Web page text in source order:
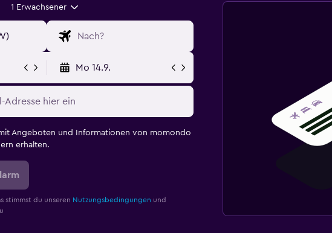
1 Erwachsener
Mo 14.9.
Angeboten und Informationen von momondo
erhalten.
stimmst du unseren Nutzungsbedingungen und